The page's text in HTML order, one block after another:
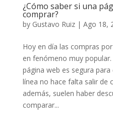
¿Cómo saber si una
comprar?
by Gustavo Ruiz| Ago 18,
Hoy en día las compras
en fenómeno muy
página web es segura
línea no hace falta salir de
además, suelen haber
comparar...